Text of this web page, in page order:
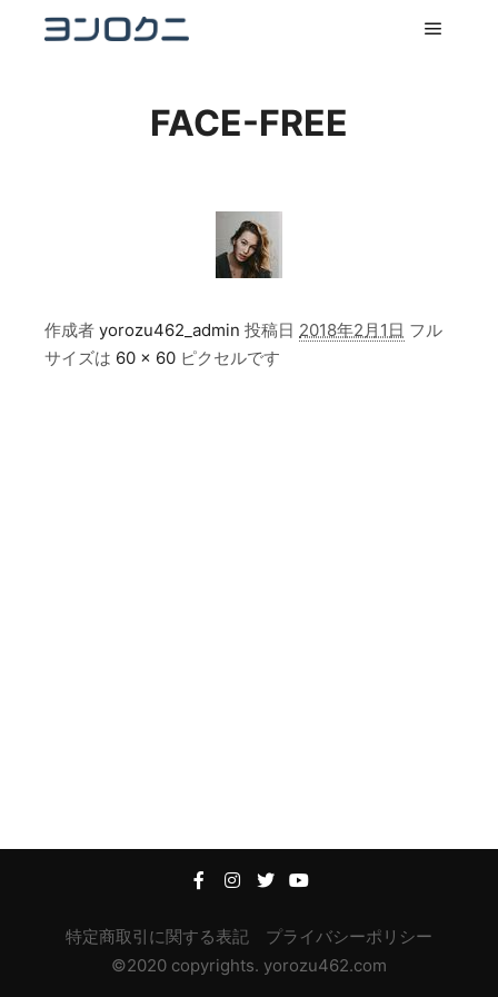
FACE-FREE
作成者 yorozu462_admin 投稿日 2018年2月1日 フル
サイズは 60 × 60 ピクセルです
特定商取引に関する表記
プライバシーポリシー
©2020 copyrights. yorozu462.com